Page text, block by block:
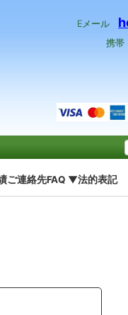
Eメール
携帯
ご連絡先FAQ ▼法的表記